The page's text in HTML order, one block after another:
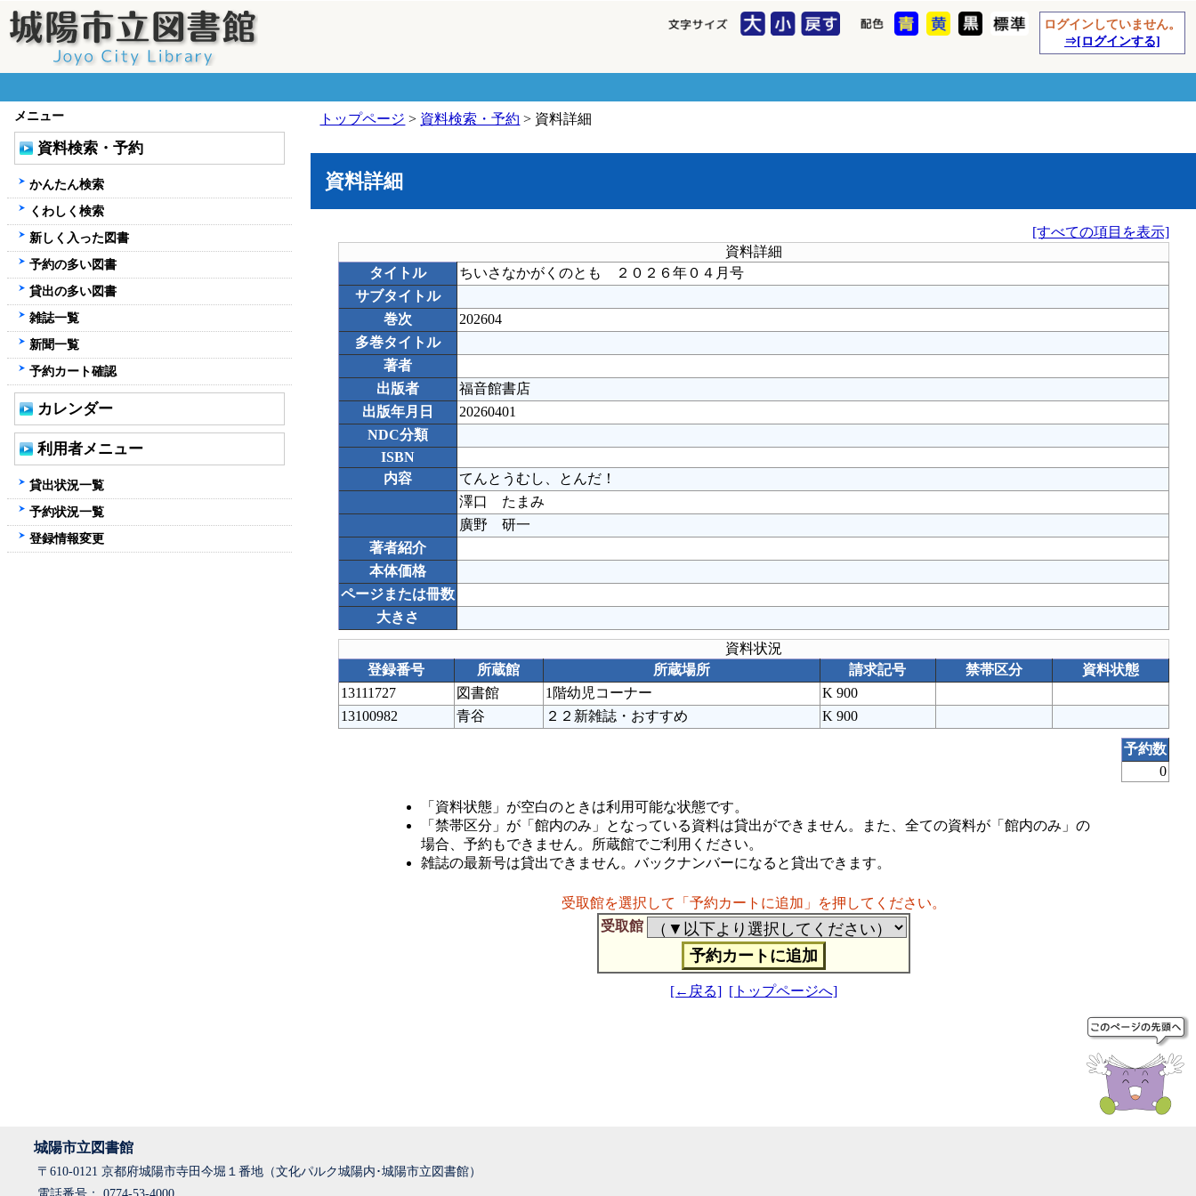
ログインしていません。
⇒[ログインする]
トップページ > 資料検索・予約 > 資料詳細
資料詳細
[すべての項目を表示]
資料詳細
タイトル
ちいさなかがくのとも ２０２６年０４月号
サブタイトル
巻次
202604
多巻タイトル
著者
出版者
福音館書店
出版年月日
20260401
NDC分類
ISBN
内容
てんとうむし、とんだ！
澤口 たまみ
廣野 研一
著者紹介
本体価格
ページまたは冊数
大きさ
資料状況
登録番号
所蔵館 所蔵場所 請求記号 禁帯区分
資料状態
13111727
図書館 1階幼児コーナー
K 900
13100982
青谷 ２２新雑誌・おすすめ K 900
予約数
0
「資料状態」が空白のときは利用可能な状態です。
「禁帯区分」が「館内のみ」となっている資料は貸出ができません。また、全ての資料が「館内のみ」の
場合、予約もできません。所蔵館でご利用ください。
雑誌の最新号は貸出できません。バックナンバーになると貸出できます。
受取館を選択して「予約カートに追加」を押してください。
受取館
[←戻る] [トップページへ]
メニュー
資料検索・予約
かんたん検索
くわしく検索
新しく入った図書
予約の多い図書
貸出の多い図書
雑誌一覧
新聞一覧
予約カート確認
カレンダー
利用者メニュー
貸出状況一覧
予約状況一覧
登録情報変更
城陽市立図書館
〒610-0121 京都府城陽市寺田今堀１番地（文化パルク城陽内･城陽市立図書館）